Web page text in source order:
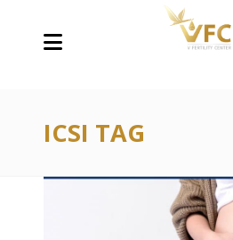
ICSI TAG